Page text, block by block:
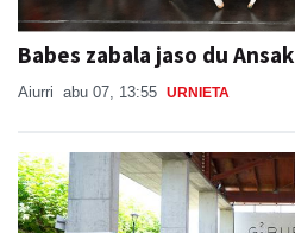
Babes zabala jaso du Ansak
Aiurri abu 07, 13:55 URNIETA